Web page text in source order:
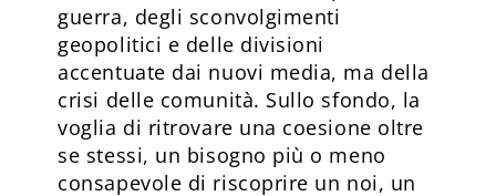
guerra, degli sconvolgimenti
geopolitici e delle divisioni
accentuate dai nuovi media, ma della
crisi delle comunità. Sullo sfondo, la
voglia di ritrovare una coesione oltre
se stessi, un bisogno più o meno
consapevole di riscoprire un noi, un